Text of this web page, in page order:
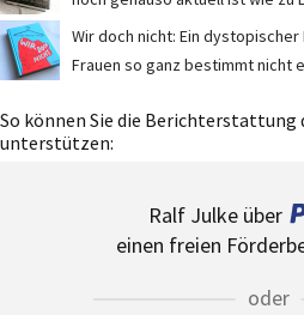
Wir doch nicht: Ein dystopischer
Frauen so ganz bestimmt nicht
So können Sie die Berichterstattung
unterstützen:
Ralf Julke über
einen freien
oder